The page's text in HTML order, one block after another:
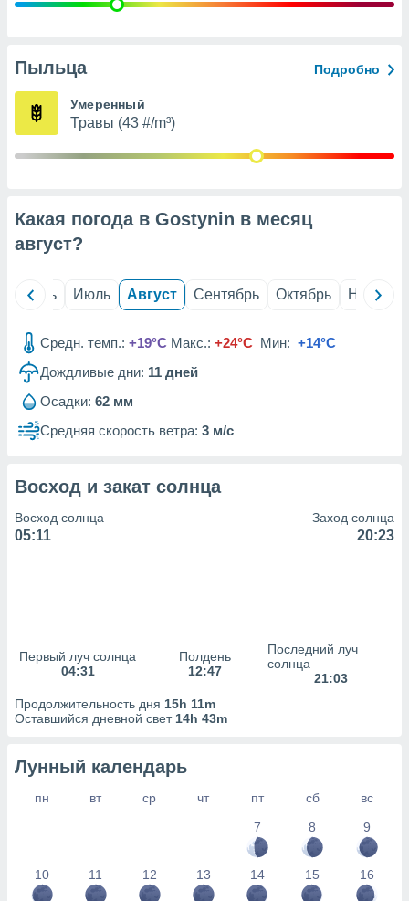
рекламы
сведения
1199
Пыльца Подробно
Умеренный
Травы (43 #/m³)
Какая погода в Gostynin в месяц
август?
Июнь Июль Август Сентябрь Октябрь Ноябрь
Средн. темп.: +19°C Макс.: +24°C Мин: +14°C
Дождливые дни: 11 дней
Осадки: 62 мм
Средняя скорость ветра: 3 м/с
Восход и закат солнца
Восход солнца
05:11
Заход солнца
20:23
Первый луч солнца
04:31
Полдень
12:47
Последний луч
солнца
21:03
Продолжительность дня 15h 11m
Оставшийся дневной свет 14h 43m
Лунный календарь
пн вт ср чт пт сб
вс
7
8 9
10 11 12 13 14 15 16